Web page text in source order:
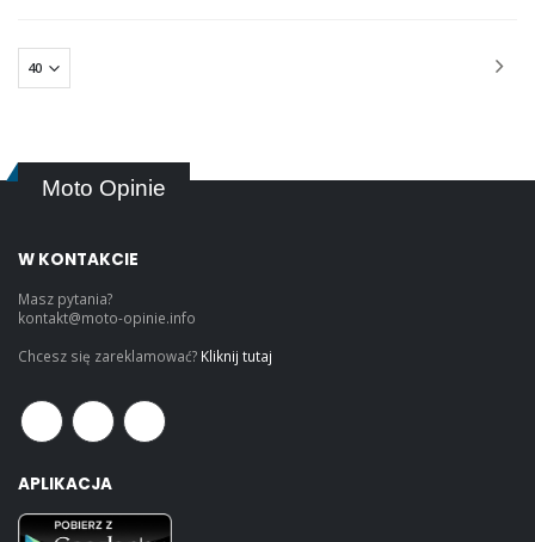
Moto Opinie
W KONTAKCIE
Masz pytania?
kontakt@moto-opinie.info
Chcesz się zareklamować? Kliknij tutaj
APLIKACJA